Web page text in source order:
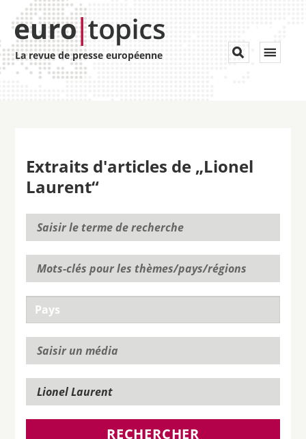
La revue de presse européenne Toggle


Extraits d'articles de „Lionel
Laurent“
RECHERCHER